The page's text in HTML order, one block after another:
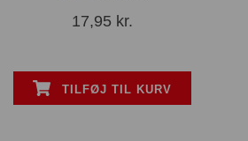
17,95 kr.
TILFØJ TIL KURV